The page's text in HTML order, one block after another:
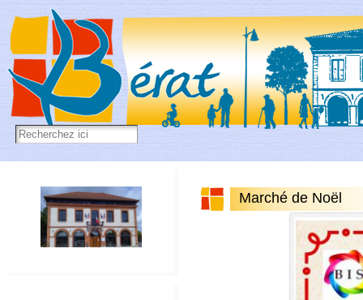
Marché de Noël